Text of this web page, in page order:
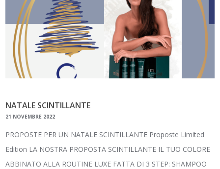
NATALE SCINTILLANTE
21 NOVEMBRE 2022
PROPOSTE PER UN NATALE SCINTILLANTE Proposte Limited
Edition LA NOSTRA PROPOSTA SCINTILLANTE IL TUO COLORE
ABBINATO ALLA ROUTINE LUXE FATTA DI 3 STEP: SHAMPOO